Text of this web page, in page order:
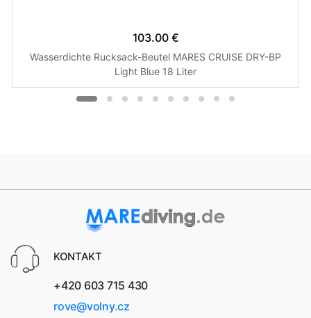
103.00 €
Wasserdichte Rucksack-Beutel MARES CRUISE DRY-BP
Light Blue 18 Liter
KONTAKT
+420 603 715 430
rove@volny.cz